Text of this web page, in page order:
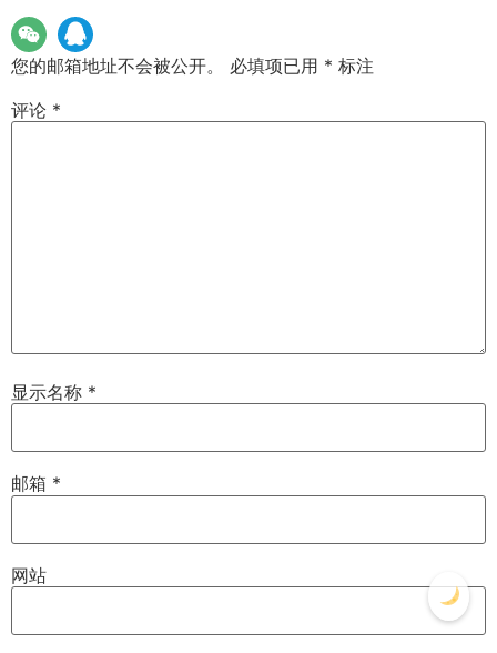
您的邮箱地址不会被公开。 必填项已用 * 标注
评论 *
显示名称 *
邮箱 *
网站